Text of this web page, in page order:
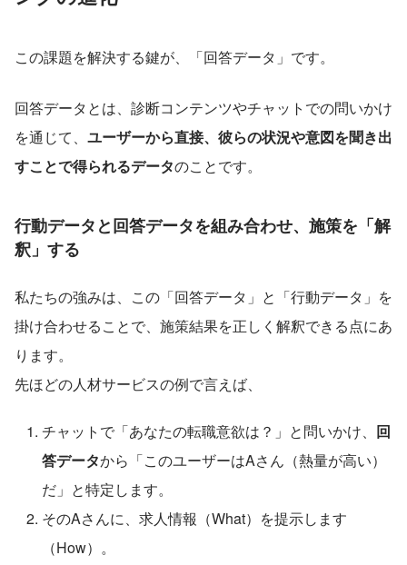
この課題を解決する鍵が、「回答データ」です。
回答データとは、診断コンテンツやチャットでの問いかけ
を通じて、 ユーザーから直接、彼らの状況や意図を聞き出
すことで得られるデータのことです。
行動データと回答データを組み合わせ、施策を「解
釈」する
私たちの強みは、この「回答データ」と「行動データ」を
掛け合わせることで、施策結果を正しく解釈できる点にあ
ります。
先ほどの人材サービスの例で言えば、
チャットで「あなたの転職意欲は？」と問いかけ、 回
答データから「このユーザーはAさん（熱量が高い）
だ」と特定します。
そのAさんに、求人情報（What）を提示します
（How）。